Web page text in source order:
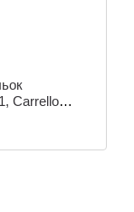
Carrello
сумкою